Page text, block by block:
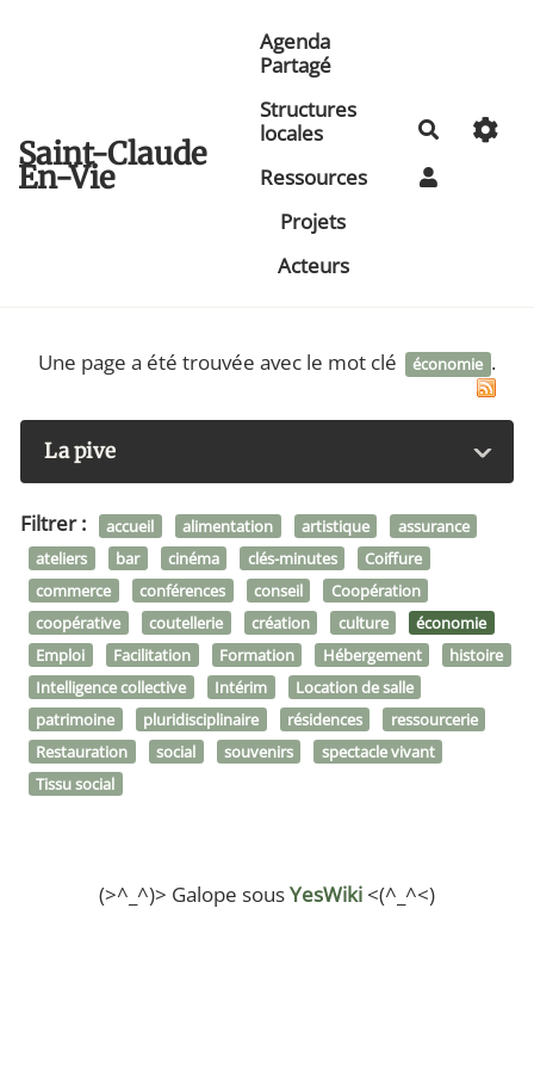
Saint-Claude
En-Vie
Agenda
Partagé
Structures
locales
Ressources
Projets
Acteurs
Une page a été trouvée avec le mot clé économie .
La pive
Filtrer : accueil alimentation artistique
assurance
ateliers
bar cinéma clés-minutes
Coiffure
commerce
conférences conseil
Coopération
coopérative
coutellerie création culture
économie
Emploi
Facilitation Formation Hébergement
histoire
Intelligence collective
Intérim
Location de salle
patrimoine
pluridisciplinaire résidences
ressourcerie
Restauration
social souvenirs
spectacle vivant
Tissu social
(>^_^)> Galope sousYesWiki <(^_^<)